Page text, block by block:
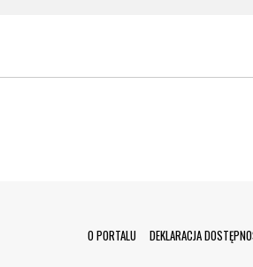
Menu Footer
O PORTALU DEKLARACJA